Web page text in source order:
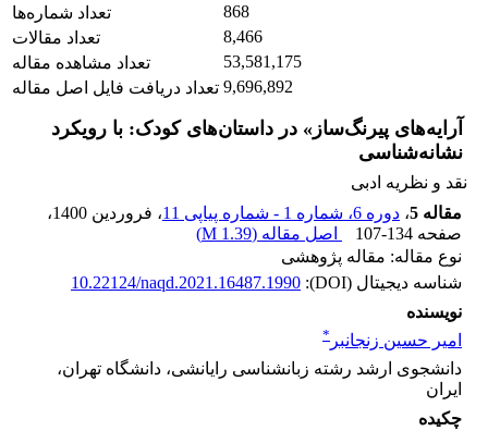
تعداد شماره‌ها
868
تعداد مقالات
8,466
تعداد مشاهده مقاله
53,581,175
تعداد دریافت فایل اصل مقاله 9,696,892
آرایه‌های پیرنگ‌ساز»‌ در داستان‌های کودک: با رویکرد
نشانه‌شناسی
نقد و نظریه ادبی
مقاله 5
، دوره 6، شماره 1 - شماره پیاپی 11 ، فروردین 1400
،
صفحه 107-134 اصل مقاله (1.39 M
)
نوع مقاله: مقاله پژوهشی
شناسه دیجیتال (DOI):
10.22124/naqd.2021.16487.1990
نویسنده
امیر حسین زنجانبر *
دانشجوی ارشد رشته زبان‎شناسی رایانشی، دانشگاه تهران،
ایران
چکیده